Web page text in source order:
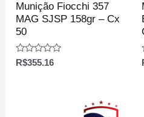
Munição Fiocchi 357
MAG SJSP 158gr – Cx
50
Avaliação
0
R$355.16